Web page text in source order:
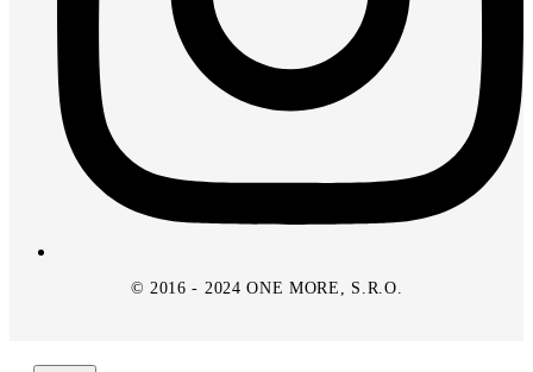
© 2016 - 2024 ONE MORE, S.R.O.